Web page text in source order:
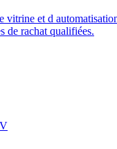
vitrine et d
de rachat qualifiées.